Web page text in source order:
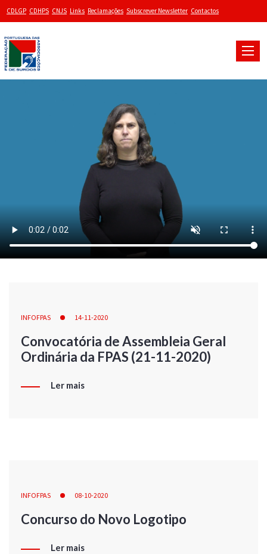
CDLGP CDHPS CNJS Links Reclamações Subscrever Newsletter Contactos
Toggle
INFOFPAS 14-11-2020
Convocatória de Assembleia Geral
Ordinária da FPAS (21-11-2020)
Ler mais
INFOFPAS 08-10-2020
Concurso do Novo Logotipo
Ler mais